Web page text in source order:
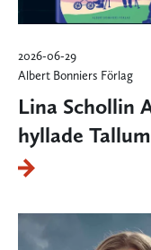
2026-06-29
Albert Bonniers Förlag
Lina Schollin
hyllade